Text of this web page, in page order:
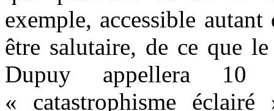
exemple, accessible
être salutaire, de ce que
Dupuy appellera
« catastrophisme éclairé